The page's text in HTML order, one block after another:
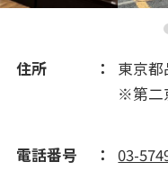
2016(244)
2015(172)
住所
東京
※第二
電話番号
03-